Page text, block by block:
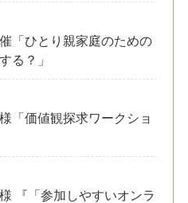
「ひとり親家庭のための
る？」
「価値観探求ワークショ
『「参加しやすいオンラ